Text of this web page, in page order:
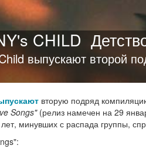
CHILD
выпускают второй
вторую подряд
Songs"(релиз намечен на 29
минувших с распада группы,